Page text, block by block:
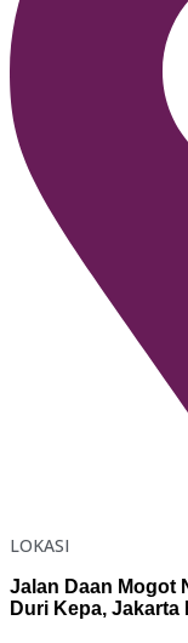
LOKASI
Jalan Daan Mogot
Duri Kepa, Jakarta